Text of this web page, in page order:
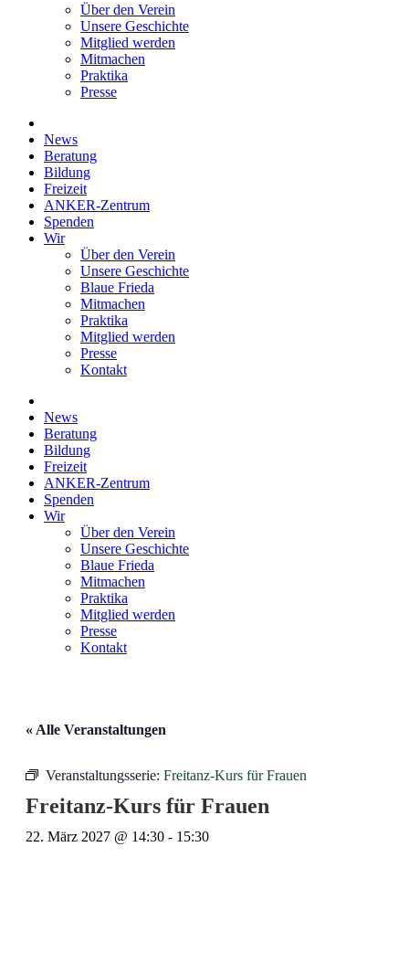
Über den Verein
Unsere Geschichte
Mitglied werden
Mitmachen
Praktika
Presse
News
Beratung
Bildung
Freizeit
ANKER-Zentrum
Spenden
Wir
Über den Verein
Unsere Geschichte
Blaue Frieda
Mitmachen
Praktika
Mitglied werden
Presse
Kontakt
News
Beratung
Bildung
Freizeit
ANKER-Zentrum
Spenden
Wir
Über den Verein
Unsere Geschichte
Blaue Frieda
Mitmachen
Praktika
Mitglied werden
Presse
Kontakt
« Alle Veranstaltungen
Veranstaltungsserie: Freitanz-Kurs für Frauen
Freitanz-Kurs für Frauen
22. März 2027 @ 14:30 - 15:30